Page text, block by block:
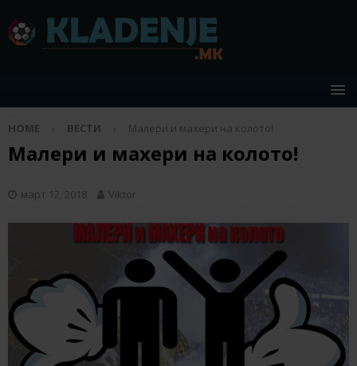
HOME ВЕСТИ Малери и махери на колото!
Малери и махери на колото!
март 12, 2018 Viktor